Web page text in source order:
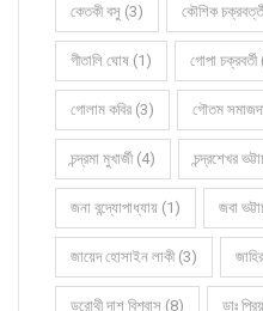
কেতকী বসু (3) কৌশিক
গীতালি ঘোষ (1) গোপা
গোলাম কবির (3) গৌতম
চন্দ্রমা মুখার্জী (4) চন্দ্রশেখর
জনা বন্দ্যোপাধ্যায় (1) জবা
জায়েদ হোসাইন লাকী (3)
ডরোথী দাশ বিশ্বাস (8) ডাঃ